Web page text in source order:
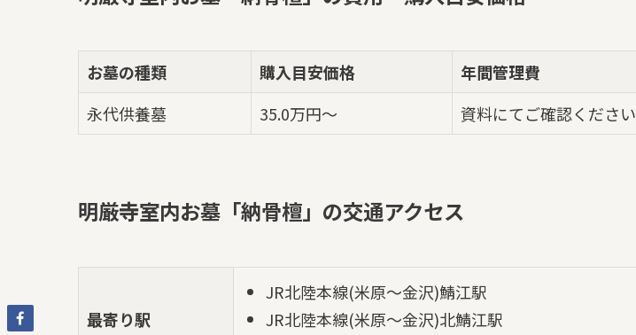
お墓の種類 購入目安価格
年間管理費
永代供養墓
35.0万円～ 資料にてご確認ください
明厳寺室内お墓「納骨檀」の交通アクセス
最寄り駅
JR北陸本線(米原～金沢)鯖江駅
JR北陸本線(米原～金沢)北鯖江駅